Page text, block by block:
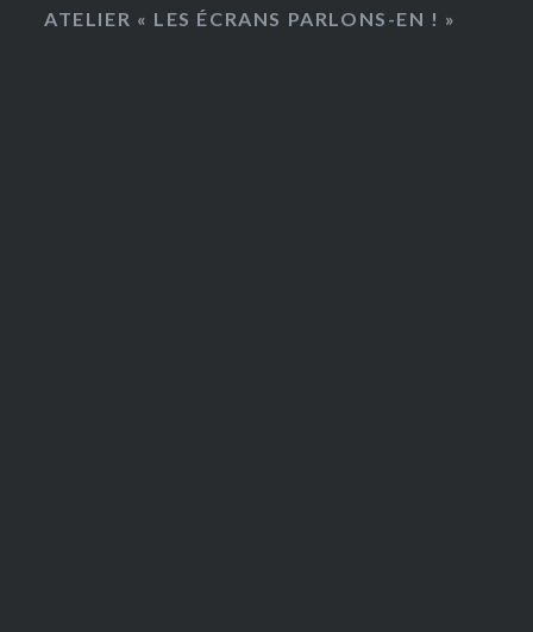
ATELIER « LES ÉCRANS PARLONS-EN ! »